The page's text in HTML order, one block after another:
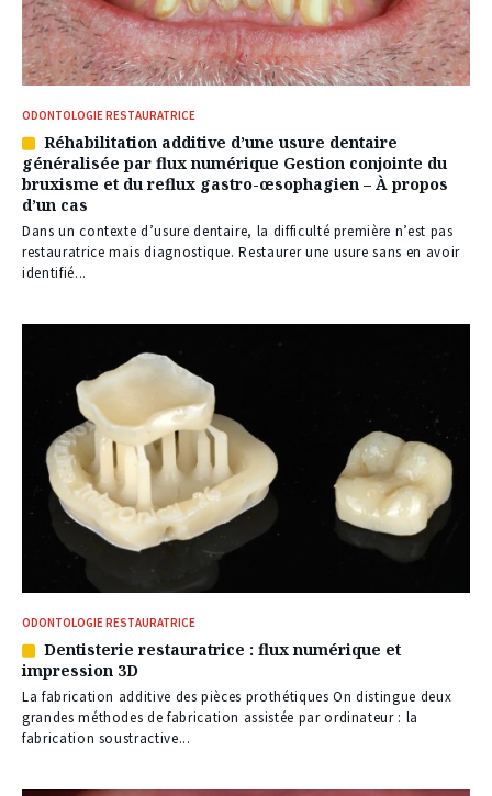
ODONTOLOGIE RESTAURATRICE
Article
réservé
à
nos
abonnés
Réhabilitation additive d’une usure dentaire
généralisée par flux numérique Gestion conjointe du
bruxisme et du reflux gastro-œsophagien – À propos
d’un cas
Dans un contexte d’usure dentaire, la difficulté première n’est pas
restauratrice mais diagnostique. Restaurer une usure sans en avoir
identifié...
ODONTOLOGIE RESTAURATRICE
Article
réservé
à
nos
abonnés
Dentisterie restauratrice : flux numérique et
impression 3D
La fabrication additive des pièces prothétiques On distingue deux
grandes méthodes de fabrication assistée par ordinateur : la
fabrication soustractive...